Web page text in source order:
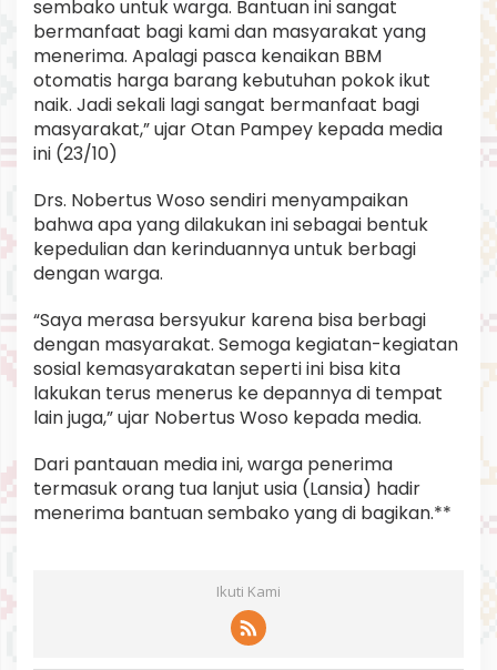
sembako untuk warga. Bantuan ini sangat
bermanfaat bagi kami dan masyarakat yang
menerima. Apalagi pasca kenaikan BBM
otomatis harga barang kebutuhan pokok ikut
naik. Jadi sekali lagi sangat bermanfaat bagi
masyarakat,” ujar Otan Pampey kepada media
ini (23/10)
Drs. Nobertus Woso sendiri menyampaikan
bahwa apa yang dilakukan ini sebagai bentuk
kepedulian dan kerinduannya untuk berbagi
dengan warga.
“Saya merasa bersyukur karena bisa berbagi
dengan masyarakat. Semoga kegiatan-kegiatan
sosial kemasyarakatan seperti ini bisa kita
lakukan terus menerus ke depannya di tempat
lain juga,” ujar Nobertus Woso kepada media.
Dari pantauan media ini, warga penerima
termasuk orang tua lanjut usia (Lansia) hadir
menerima bantuan sembako yang di bagikan.**
Ikuti Kami